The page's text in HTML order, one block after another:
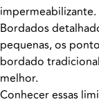
impermeabilizante.
Bordados
pequenas, os
bordado
melhor.
Conhecer essas